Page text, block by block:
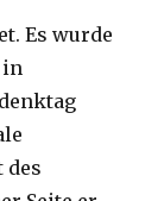
Es wurde
in
des